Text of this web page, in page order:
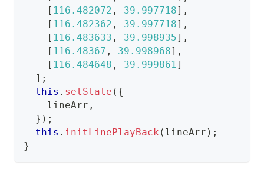
[ 116.482072 , 39.997718] ,
[ 116.482362 , 39.997718] ,
[ 116.483633 , 39.998935] ,
[ 116.48367 , 39.998968] ,
[ 116.484648 , 39.999861]
] ;
this . setState ( {
    lineArr
,
} ) ;
this . initLinePlayBack ( lineArr ) ;
}